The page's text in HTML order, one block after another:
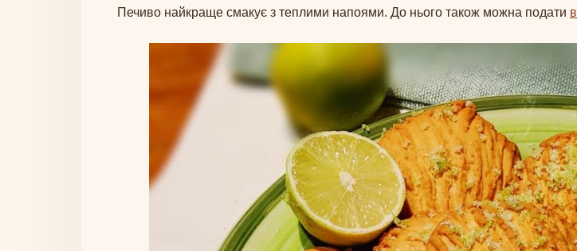
Печиво найкраще смакує з теплими напоями. До нього також можна подати